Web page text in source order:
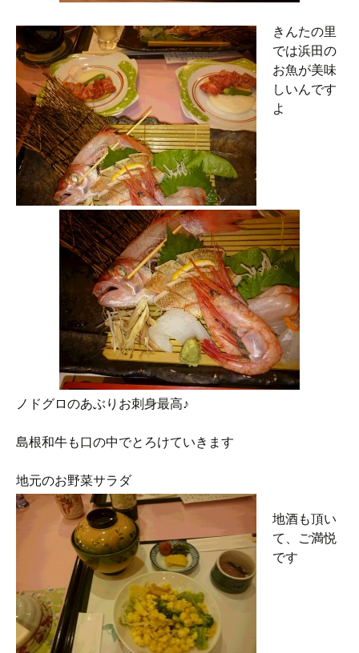
きんたの里
では浜田の
お魚が美味
しいんです
よ
ノドグロのあぶりお刺身最高♪
島根和牛も口の中でとろけていきます
地元のお野菜サラダ
地酒も頂い
て、ご満悦
です